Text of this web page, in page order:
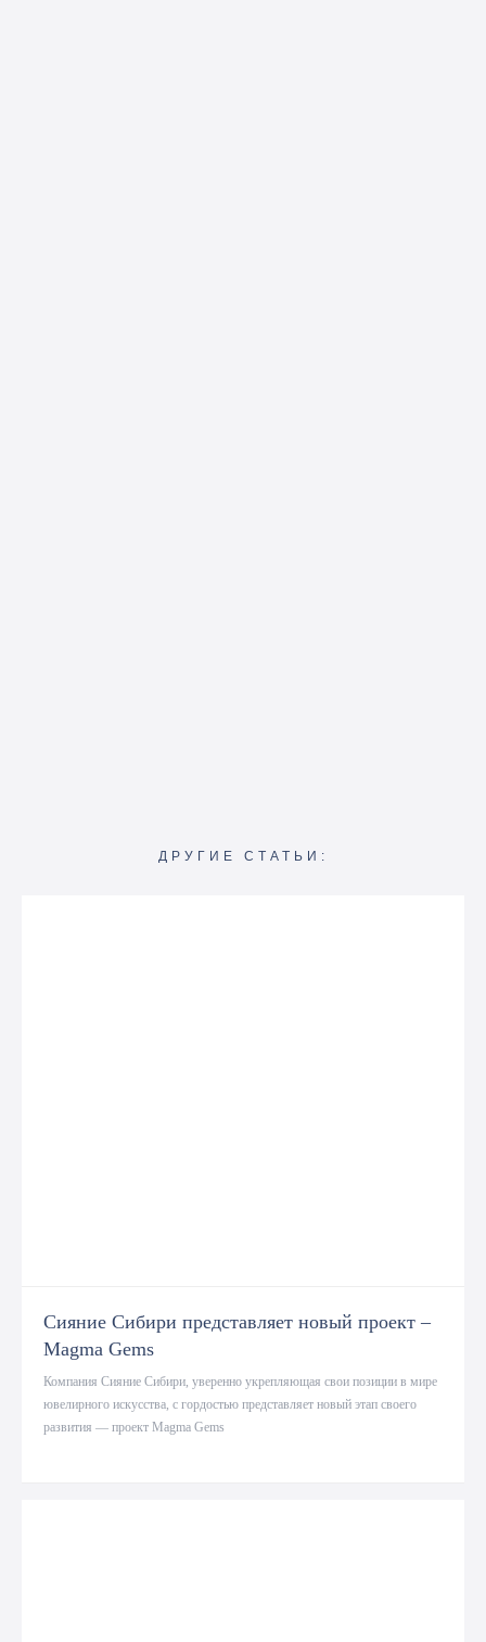
ДРУГИЕ СТАТЬИ:
Сияние Сибири представляет новый проект –
Magma Gems
Компания Сияние Сибири, уверенно укрепляющая свои позиции в мире
ювелирного искусства, с гордостью представляет новый этап своего
развития — проект Magma Gems